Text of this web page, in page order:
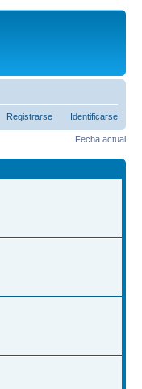
Registrarse Identificarse
Fecha actual